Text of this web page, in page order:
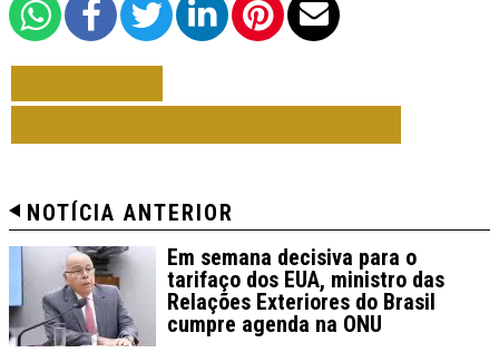
NOTÍCIA ANTERIOR
Em semana decisiva para o
tarifaço dos EUA, ministro das
Relações Exteriores do Brasil
cumpre agenda na ONU